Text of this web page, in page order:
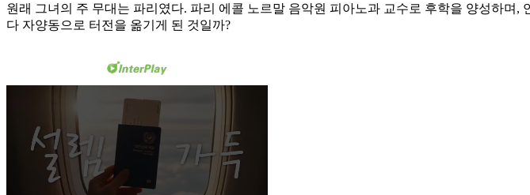
원래 그녀의 주 무대는 파리였다. 파리 에콜 노르말 음악원 피아노과 교수로 후학을 양성하
다 자양동으로 터전을 옮기게 된 것일까?